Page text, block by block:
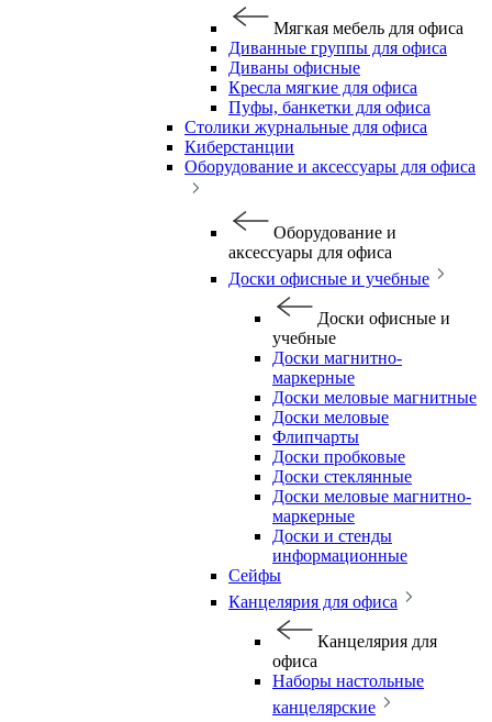
Мягкая мебель для офиса
Диванные группы для офиса
Диваны офисные
Кресла мягкие для офиса
Пуфы, банкетки для офиса
Столики журнальные для офиса
Киберстанции
Оборудование и аксессуары для офиса
Оборудование и
аксессуары для офиса
Доски офисные и учебные
Доски офисные и
учебные
Доски магнитно-
маркерные
Доски меловые магнитные
Доски меловые
Флипчарты
Доски пробковые
Доски стеклянные
Доски меловые магнитно-
маркерные
Доски и стенды
информационные
Сейфы
Канцелярия для офиса
Канцелярия для
офиса
Наборы настольные
канцелярские